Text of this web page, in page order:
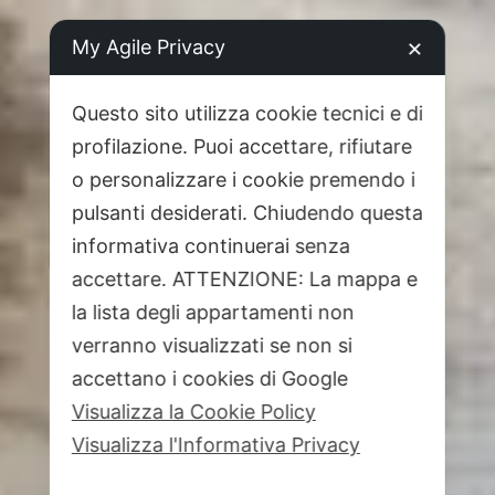
My Agile Privacy ✕
Questo sito utilizza cookie tecnici e di
profilazione. Puoi accettare, rifiutare
o personalizzare i cookie premendo i
pulsanti desiderati. Chiudendo questa
informativa continuerai senza
accettare. ATTENZIONE: La mappa e
la lista degli appartamenti non
verranno visualizzati se non si
accettano i cookies di Google
Visualizza la Cookie Policy
Visualizza l'Informativa Privacy